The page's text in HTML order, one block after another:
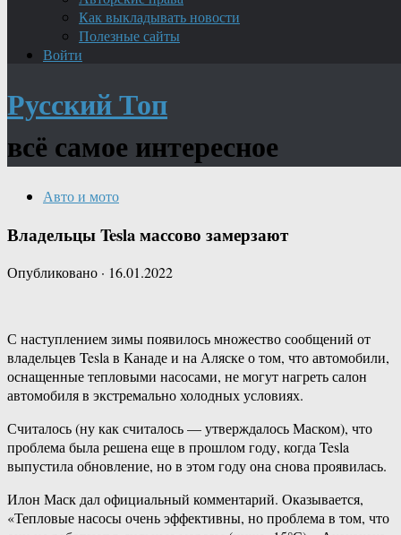
Как выкладывать новости
Полезные сайты
Войти
Русский Топ
всё самое интересное
Авто и мото
Владельцы Tesla массово замерзают
Опубликовано · 16.01.2022
С наступлением зимы появилось множество сообщений от
владельцев Tesla в Канаде и на Аляске о том, что автомобили,
оснащенные тепловыми насосами, не могут нагреть салон
автомобиля в экстремально холодных условиях.
Считалось (ну как считалось — утверждалось Маском), что
проблема была решена еще в прошлом году, когда Tesla
выпустила обновление, но в этом году она снова проявилась.
Илон Маск дал официальный комментарий. Оказывается,
«Тепловые насосы очень эффективны, но проблема в том, что